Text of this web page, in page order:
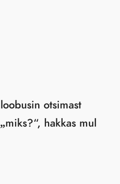
otsimast
hakkas mul